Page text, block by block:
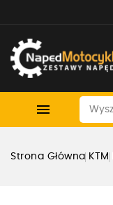

Strona Główna KTM